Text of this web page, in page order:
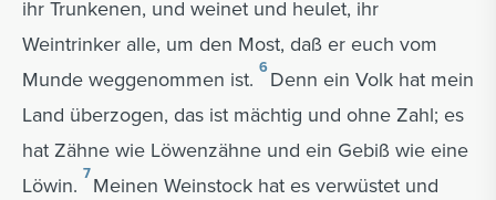
ihr Trunkenen, und weinet und heulet, ihr
Weintrinker alle, um den Most, daß er euch vom
Munde weggenommen ist. 6Denn ein Volk hat mein
Land überzogen, das ist mächtig und ohne Zahl; es
hat Zähne wie Löwenzähne und ein Gebiß wie eine
Löwin. 7Meinen Weinstock hat es verwüstet und